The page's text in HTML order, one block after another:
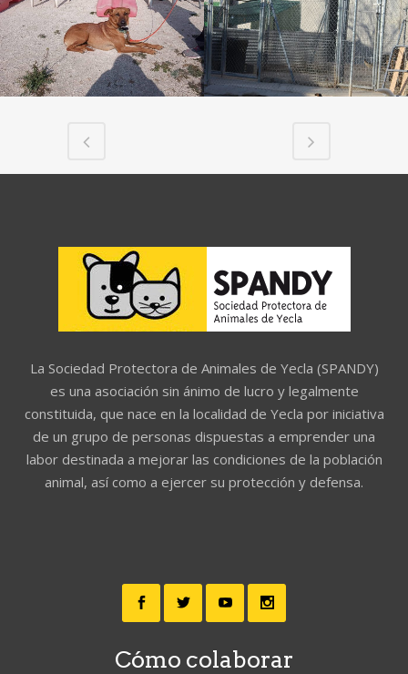
La Sociedad Protectora de Animales de Yecla (SPANDY)
es una asociación sin ánimo de lucro y legalmente
constituida, que nace en la localidad de Yecla por iniciativa
de un grupo de personas dispuestas a emprender una
labor destinada a mejorar las condiciones de la población
animal, así como a ejercer su protección y defensa.
Cómo colaborar